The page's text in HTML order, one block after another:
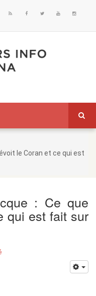
le Coran et ce qui est
: Ce que
qui est fait sur